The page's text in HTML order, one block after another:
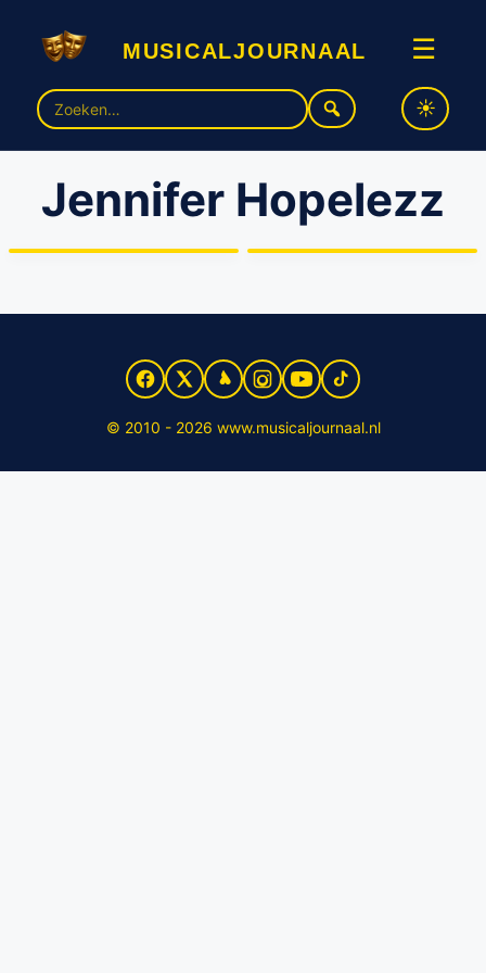
musicaljournaal ☰
Zoek
naar:
Jennifer Hopelezz
Queer liefde in de
spotlights: Marley en Geke
trouwen tijdens een
Jenny Arean toegevoegd
aan line-up ‘Paul’s Pride
Party’
© 2010 - 2026 www.musicaljournaal.nl